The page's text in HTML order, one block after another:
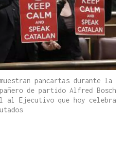
pancartas durante la
de partido Alfred Bosch
al Ejecutivo que hoy celebra